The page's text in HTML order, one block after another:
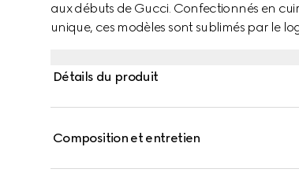
aux débuts de Gucci. Confectionnés en
unique, ces modèles sont sublimés par le
Détails du produit
Composition et entretien